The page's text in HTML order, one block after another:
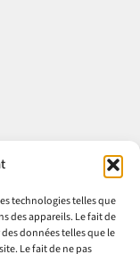
technologies telles que
des appareils. Le fait de
données telles que le
Le fait de ne pas